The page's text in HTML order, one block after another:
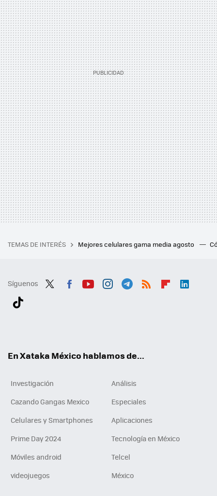
TEMAS DE INTERÉS Mejores celulares gama media agosto
Síguenos
En Xataka México hablamos de...
Investigación
Análisis
Cazando Gangas Mexico
Especiales
Celulares y Smartphones
Aplicaciones
Prime Day 2024
Tecnología en México
Móviles android
Telcel
videojuegos
México